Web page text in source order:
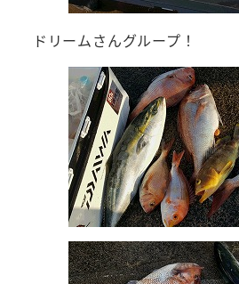
ドリームさんグループ！